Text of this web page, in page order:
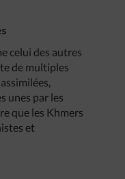
celui des autres
de multiples
unes par les
que les Khmers
et